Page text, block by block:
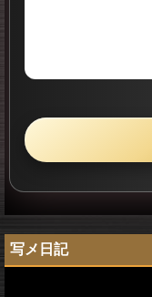
写メ日記